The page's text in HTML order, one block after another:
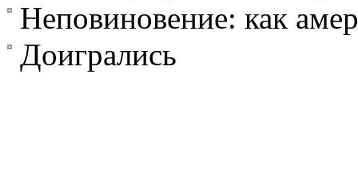
Неповиновение: как
Доигрались